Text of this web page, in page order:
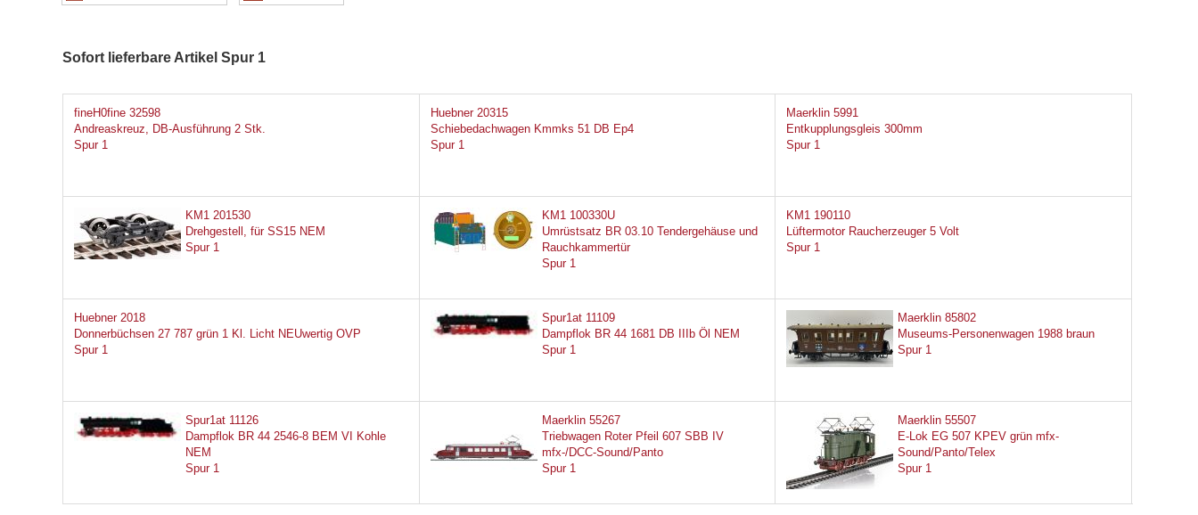
Sofort lieferbare Artikel Spur 1
fineH0fine 32598
Andreaskreuz, DB-Ausführung 2 Stk.
Spur 1
Huebner 20315
Schiebedachwagen Kmmks 51 DB Ep4
Spur 1
Maerklin 5991
Entkupplungsgleis 300mm
Spur 1
KM1 201530
Drehgestell, für SS15 NEM
Spur 1
KM1 100330U
Umrüstsatz BR 03.10 Tendergehäuse und
Rauchkammertür
Spur 1
KM1 190110
Lüftermotor Raucherzeuger 5 Volt
Spur 1
Huebner 2018
Donnerbüchsen 27 787 grün 1 Kl. Licht NEUwertig OVP
Spur 1
Spur1at 11109
Dampflok BR 44 1681 DB IIIb Öl NEM
Spur 1
Maerklin 85802
Museums-Personenwagen 1988 braun
Spur 1
Spur1at 11126
Dampflok BR 44 2546-8 BEM VI Kohle
NEM
Spur 1
Maerklin 55267
Triebwagen Roter Pfeil 607 SBB IV
mfx-/DCC-Sound/Panto
Spur 1
Maerklin 55507
E-Lok EG 507 KPEV grün mfx-
Sound/Panto/Telex
Spur 1